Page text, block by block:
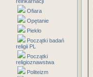
Ofiara
Opętanie
Piekło
Początki badań
religii PL
Początki
religioznawstwa
Politeizm